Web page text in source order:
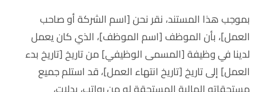
بموجب هذا المستند، نقر نحن [اسم الشركة أو صاحب
العمل]، بأن الموظف [اسم الموظف]، الذي كان يعمل
لدينا في وظيفة [المسمى الوظيفي] من تاريخ [تاريخ بدء
العمل] إلى تاريخ [تاريخ انتهاء العمل]، قد استلم جميع